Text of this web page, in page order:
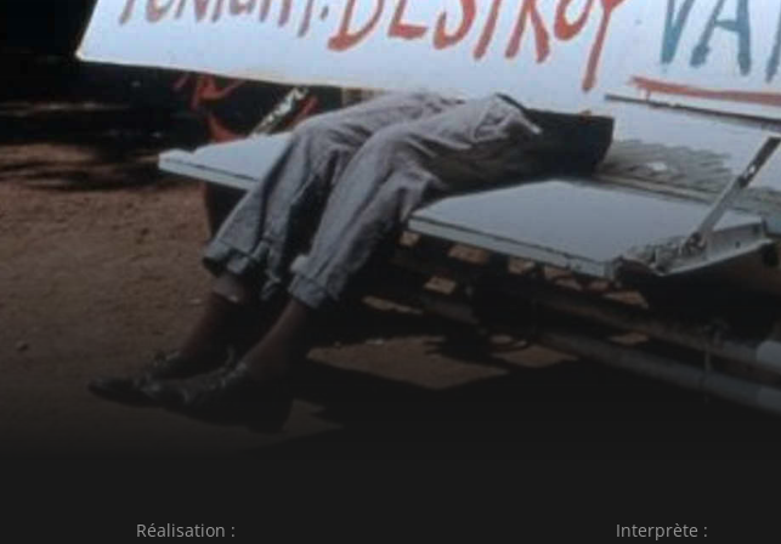
Réalisation : Interprète :